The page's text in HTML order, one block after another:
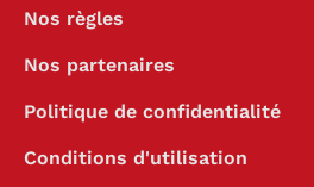
Nos règles
Nos partenaires
Politique de confidentialité
Conditions d'utilisation